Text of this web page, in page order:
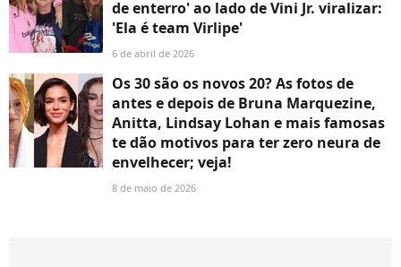
de enterro' ao lado de Vini Jr. viralizar:
'Ela é team Virlipe'
6 de abril de 2026
Os 30 são os novos 20? As fotos de
antes e depois de Bruna Marquezine,
Anitta, Lindsay Lohan e mais famosas
te dão motivos para ter zero neura de
envelhecer; veja!
8 de maio de 2026